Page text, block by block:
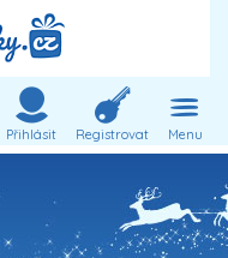
Přihlásit Registrovat Menu